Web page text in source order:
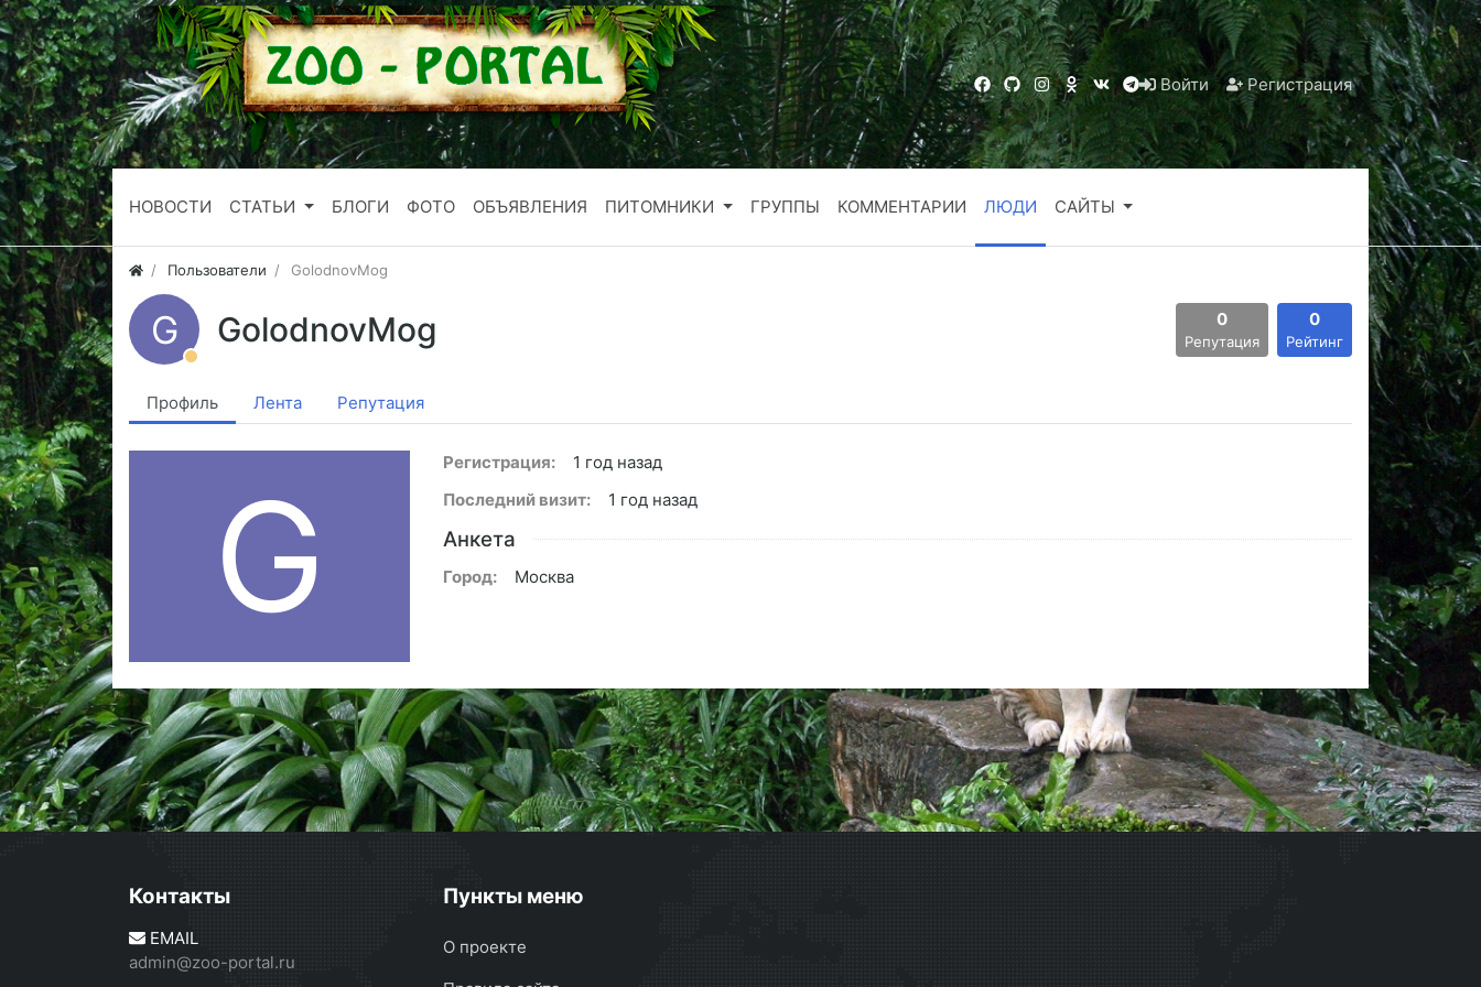
Войти Регистрация
НОВОСТИ СТАТЬИ БЛОГИ ФОТО ОБЪЯВЛЕНИЯ ПИТОМНИКИ ГРУППЫ КОММЕНТАРИИ ЛЮДИ САЙТЫ
Пользователи GolodnovMog
G GolodnovMog 0
Репутация
0
Рейтинг
Профиль Лента Репутация
G
Регистрация:
1 год назад
Последний визит:
1 год назад
Анкета
Город: Москва
Контакты
EMAIL
admin@zoo-portal.ru
Пункты меню
О проекте